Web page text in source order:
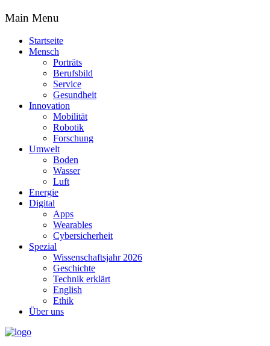
Main Menu
Startseite
Mensch
Porträts
Berufsbild
Service
Gesundheit
Innovation
Mobilität
Robotik
Forschung
Umwelt
Boden
Wasser
Luft
Energie
Digital
Apps
Wearables
Cybersicherheit
Spezial
Wissenschaftsjahr 2026
Geschichte
Technik erklärt
English
Ethik
Über uns